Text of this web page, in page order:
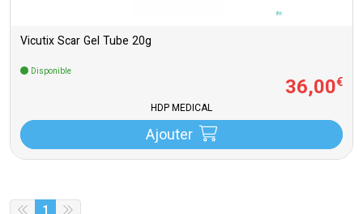
Vicutix Scar Gel Tube 20g
Disponible
36,00€
HDP MEDICAL
Ajouter